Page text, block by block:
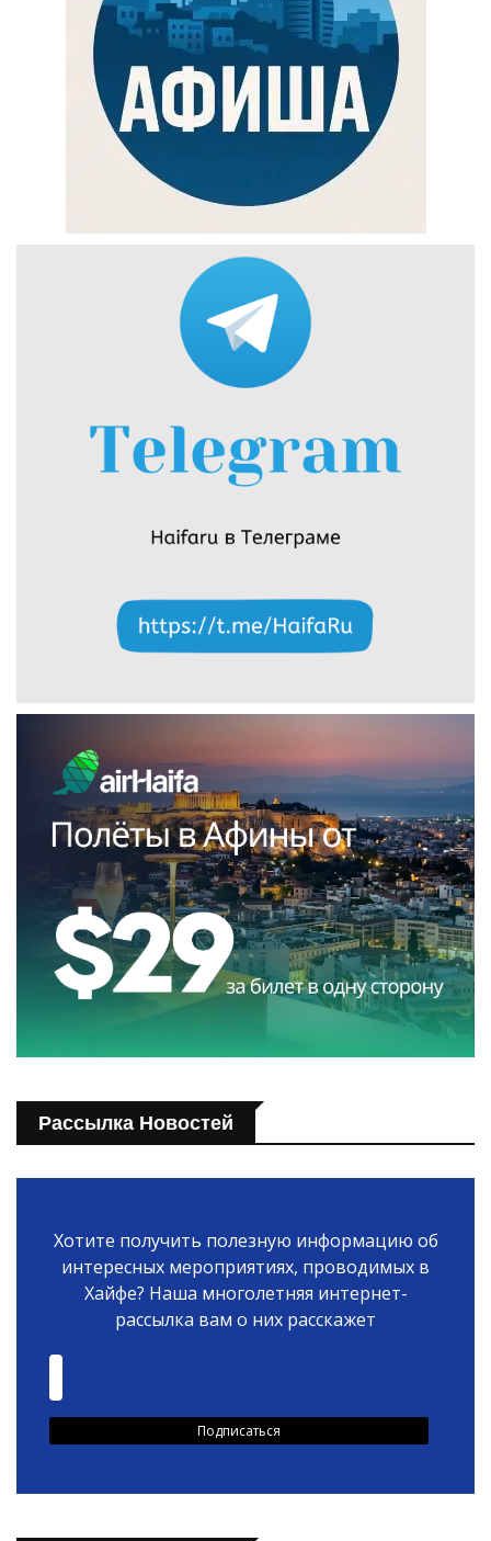
Рассылка Новостей
Хотите получить полезную информацию об
интересных мероприятиях, проводимых в
Хайфе? Наша многолетняя интернет-
рассылка вам о них расскажет